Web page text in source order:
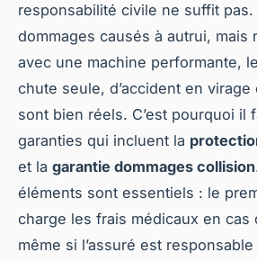
responsabilité civile ne suffit
dommages causés à autrui, mais
avec une machine performante,
chute seule, d’accident en
sont bien réels. C’est pourquoi il
garanties qui incluent la
et la garantie dommages collision
éléments sont essentiels : le
charge les frais médicaux en cas
même si l’assuré est